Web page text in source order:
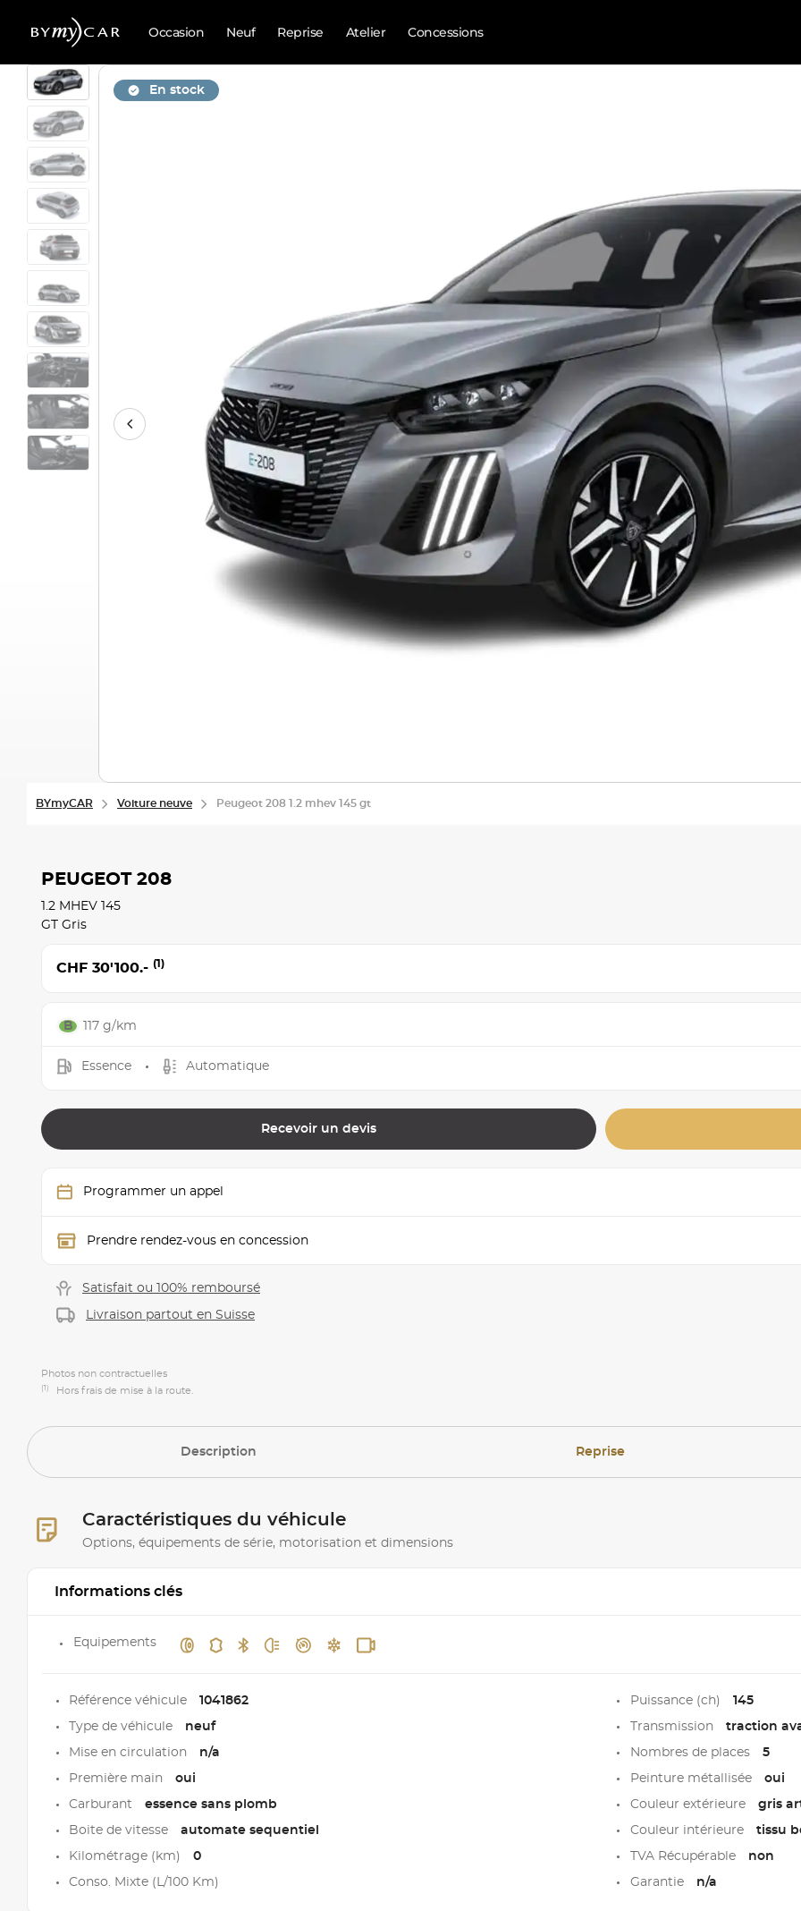
Occasion Neuf Reprise Atelier Concessions
BYmyCAR Voiture neuve Peugeot 208 1.2 mhev 145 gt
En stock
PEUGEOT 208
1.2 MHEV 145
GT Gris
CHF 30'100.- (1)
117 g/km
Essence Automatique
Recevoir un devis
Programmer un appel
Prendre rendez-vous en concession
Satisfait ou 100% remboursé
Livraison partout en Suisse
Photos non contractuelles
(1) Hors frais de mise à la route.
Description Reprise
Caractéristiques du véhicule
Options, équipements de série, motorisation et dimensions
Informations clés
Equipements
Référence véhicule 1041862
Type de véhicule neuf
Mise en circulation n/a
Première main oui
Carburant essence sans plomb
Boite de vitesse automate sequentiel
Kilométrage (km) 0
Conso. Mixte (L/100 Km)
Puissance (ch) 145
Transmission traction
Nombres de places 5
Peinture métallisée oui
Couleur extérieure gris
Couleur intérieure tissu
TVA Récupérable non
Garantie n/a